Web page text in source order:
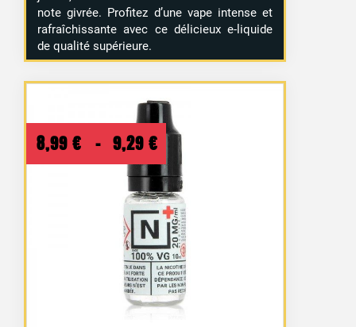
note givrée. Profitez d’une vape intense et
rafraîchissante avec ce délicieux e-liquide
de qualité supérieure.
8,99 € – 9,29 € Plage
de
prix :
8,99 €
à
9,29 €